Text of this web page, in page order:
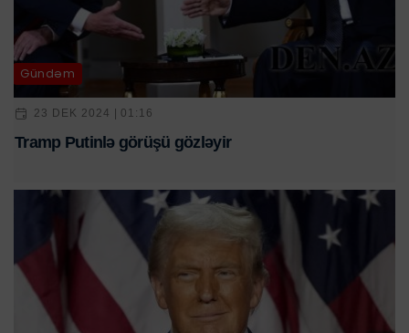
Gündəm
23 DEK 2024 | 01:16
Tramp Putinlə görüşü gözləyir